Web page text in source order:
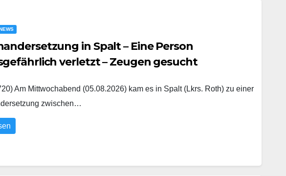
in Spalt – Eine Person
verletzt – Zeugen gesucht
Am Mittwochabend (05.08.2026) kam es in Spalt (Lkrs. Roth) zu einer
zwischen…